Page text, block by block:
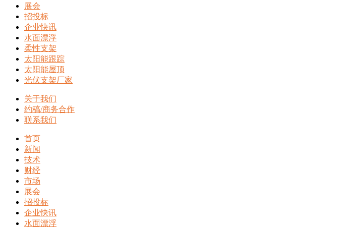
展会
招投标
企业快讯
水面漂浮
柔性支架
太阳能跟踪
太阳能屋顶
光伏支架厂家
关于我们
约稿/商务合作
联系我们
首页
新闻
技术
财经
市场
展会
招投标
企业快讯
水面漂浮